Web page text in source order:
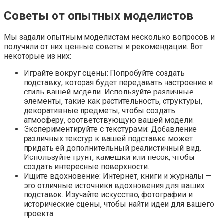
Советы от опытных моделистов
Мы задали опытным моделистам несколько вопросов и
получили от них ценные советы и рекомендации. Вот
некоторые из них:
Играйте вокруг сцены: Попробуйте создать
подставку, которая будет передавать настроение и
стиль вашей модели. Используйте различные
элементы, такие как растительность, структуры,
декоративные предметы, чтобы создать
атмосферу, соответствующую вашей модели.
Экспериментируйте с текстурами: Добавление
различных текстур к вашей подставке может
придать ей дополнительный реалистичный вид.
Используйте грунт, камешки или песок, чтобы
создать интересные поверхности.
Ищите вдохновение: Интернет, книги и журналы —
это отличные источники вдохновения для ваших
подставок. Изучайте искусство, фотографии и
исторические сцены, чтобы найти идеи для вашего
проекта.